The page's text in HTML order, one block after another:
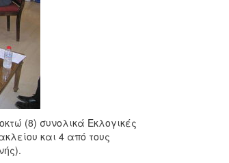
(8) συνολικά Εκλογικές
και 4 από τους